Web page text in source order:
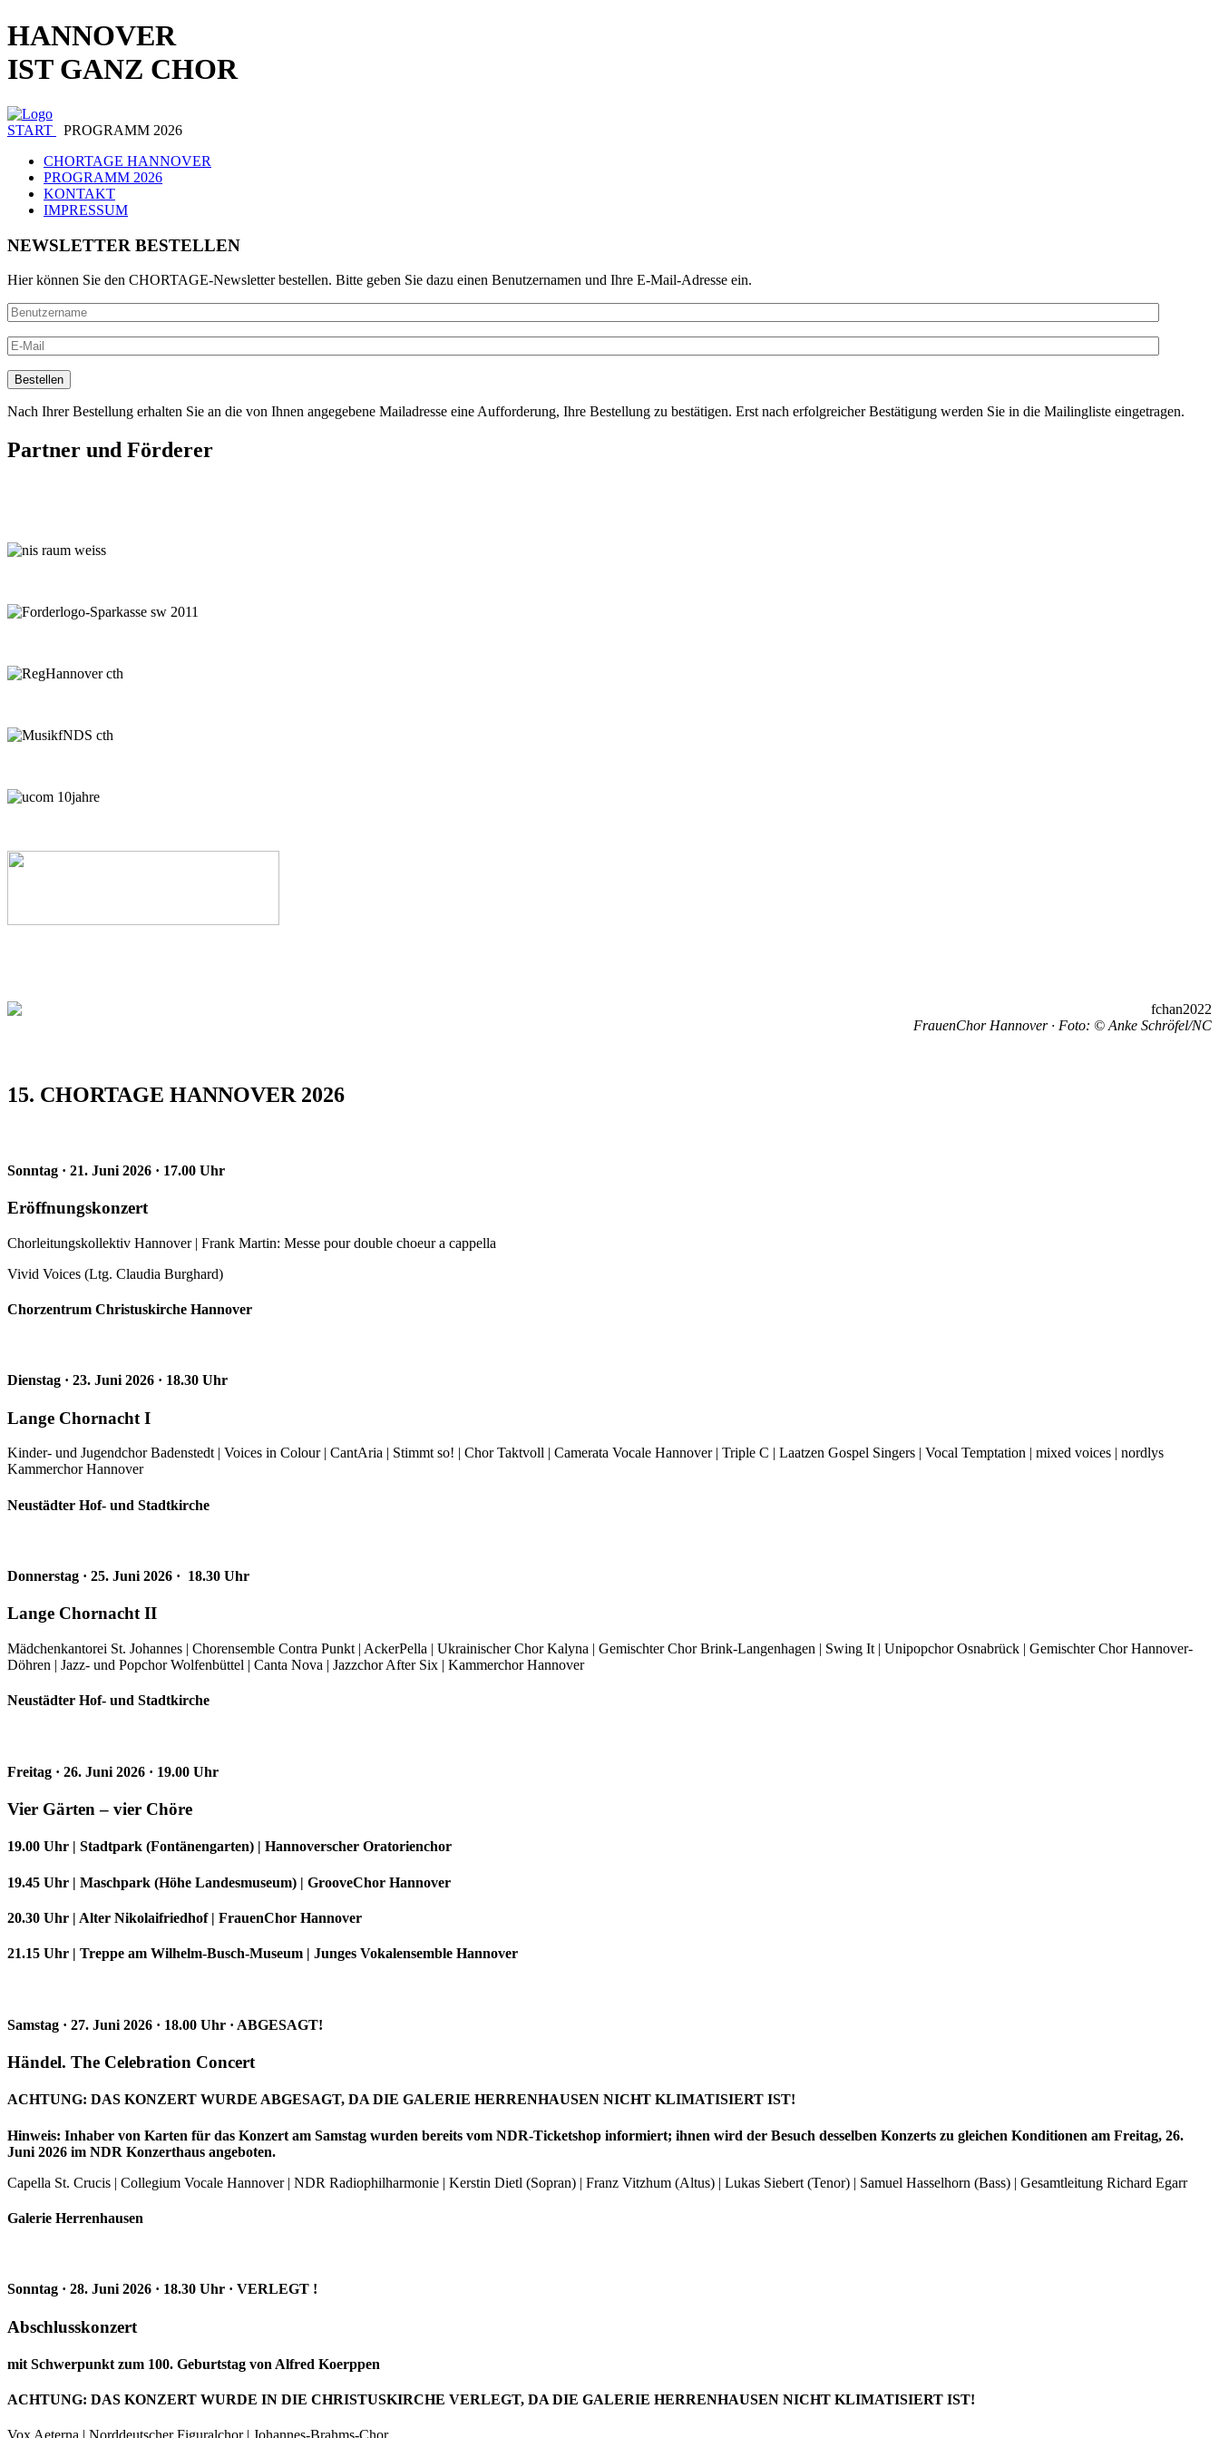
HANNOVER
IST GANZ CHOR
START
PROGRAMM 2026
CHORTAGE HANNOVER
PROGRAMM 2026
KONTAKT
IMPRESSUM
NEWSLETTER BESTELLEN
Hier können Sie den CHORTAGE-Newsletter bestellen. Bitte geben Sie dazu einen Benutzernamen und Ihre E-Mail-Adresse ein.
Nach Ihrer Bestellung erhalten Sie an die von Ihnen angegebene Mailadresse eine Aufforderung, Ihre Bestellung zu bestätigen. Erst nach erfolgreicher Bestätigung werden Sie in die Mailingliste eingetragen.
Partner und Förderer
FrauenChor Hannover · Foto: © Anke Schröfel/NC
15. CHORTAGE HANNOVER 2026
Sonntag · 21. Juni 2026 · 17.00 Uhr
Eröffnungskonzert
Chorleitungskollektiv Hannover | Frank Martin: Messe pour double choeur a cappella
Vivid Voices (Ltg. Claudia Burghard)
Chorzentrum Christuskirche Hannover
Dienstag · 23. Juni 2026 · 18.30 Uhr
Lange Chornacht I
Kinder- und Jugendchor Badenstedt | Voices in Colour | CantAria | Stimmt so! | Chor Taktvoll | Camerata Vocale Hannover | Triple C | Laatzen Gospel Singers | Vocal Temptation | mixed voices | nordlys
Kammerchor Hannover
Neustädter Hof- und Stadtkirche
Donnerstag · 25. Juni 2026 · 18.30 Uhr
Lange Chornacht II
Mädchenkantorei St. Johannes | Chorensemble Contra Punkt | AckerPella | Ukrainischer Chor Kalyna | Gemischter Chor Brink-Langenhagen | Swing It | Unipopchor Osnabrück | Gemischter Chor Hannover-
Döhren | Jazz- und Popchor Wolfenbüttel | Canta Nova | Jazzchor After Six | Kammerchor Hannover
Neustädter Hof- und Stadtkirche
Freitag · 26. Juni 2026 · 19.00 Uhr
Vier Gärten – vier Chöre
19.00 Uhr | Stadtpark (Fontänengarten) | Hannoverscher Oratorienchor
19.45 Uhr | Maschpark (Höhe Landesmuseum) | GrooveChor Hannover
20.30 Uhr | Alter Nikolaifriedhof | FrauenChor Hannover
21.15 Uhr | Treppe am Wilhelm-Busch-Museum | Junges Vokalensemble Hannover
Samstag · 27. Juni 2026 · 18.00 Uhr · ABGESAGT!
Händel. The Celebration Concert
ACHTUNG: DAS KONZERT WURDE ABGESAGT, DA DIE GALERIE HERRENHAUSEN NICHT KLIMATISIERT IST!
Hinweis: Inhaber von Karten für das Konzert am Samstag wurden bereits vom NDR-Ticketshop informiert; ihnen wird der Besuch desselben Konzerts zu gleichen Konditionen am Freitag, 26.
Juni 2026 im NDR Konzerthaus angeboten.
Capella St. Crucis | Collegium Vocale Hannover | NDR Radiophilharmonie | Kerstin Dietl (Sopran) | Franz Vitzhum (Altus) | Lukas Siebert (Tenor) | Samuel Hasselhorn (Bass) | Gesamtleitung Richard Egarr
Galerie Herrenhausen
Sonntag · 28. Juni 2026 · 18.30 Uhr · VERLEGT !
Abschlusskonzert
mit Schwerpunkt zum 100. Geburtstag von Alfred Koerppen
ACHTUNG: DAS KONZERT WURDE IN DIE CHRISTUSKIRCHE VERLEGT, DA DIE GALERIE HERRENHAUSEN NICHT KLIMATISIERT IST!